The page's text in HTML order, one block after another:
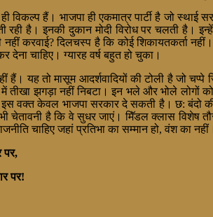
विकल्प हैं। भाजपा ही एकमात्र पार्टी है जो
रही है। इनकी दुकान मोदी विरोध पर चलती
करवाई? दिलचस्प है कि कोई शिकायतकर्ता
देना चाहिए। ग्यारह वर्ष बहुत हो चुका।
हैं। यह तो मासूम आदर्शवादियों की टोली है जो
झगड़ा नहीं निबटा। इन भले और भोले लोगों को
वक्त केवल भाजपा सरकार दे सकती है। छ: बंदो
भी चेतावनी है कि वे सुधर जाएं। मिॅडल क्लास
चाहिए जहां प्रतिभा का सम्मान हो, वंश
पर,
पर!